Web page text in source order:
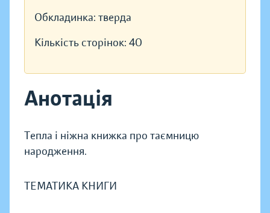
Обкладинка: тверда
Кількість сторінок: 40
Анотація
Тепла і ніжна книжка про таємницю
народження.
ТЕМАТИКА КНИГИ